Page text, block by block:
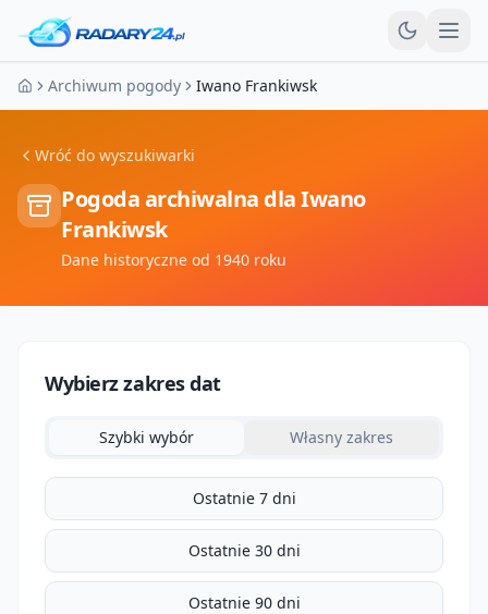
Strona główna
Archiwum pogody Iwano Frankiwsk
Wróć do wyszukiwarki
Pogoda archiwalna dlaIwano
Frankiwsk
Dane historyczne od 1940 roku
Wybierz zakres dat
Szybki wybór Własny zakres
Ostatnie 7 dni
Ostatnie 30 dni
Ostatnie 90 dni